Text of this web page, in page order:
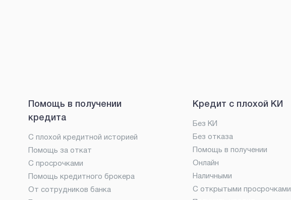
Помощь в получении
кредита
С плохой кредитной историей
Помощь за откат
С просрочками
Помощь кредитного брокера
От сотрудников банка
Кредит с плохой КИ
Без КИ
Без отказа
Помощь в получении
Онлайн
Наличными
С открытыми просрочками